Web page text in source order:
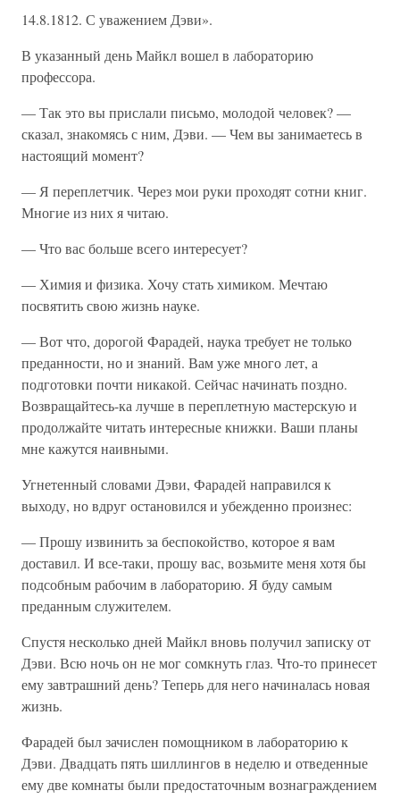
14.8.1812. С уважением Дэви».
В указанный день Майкл вошел в лабораторию
профессора.
— Так это вы прислали письмо, молодой человек? —
сказал, знакомясь с ним, Дэви. — Чем вы занимаетесь в
настоящий момент?
— Я переплетчик. Через мои руки проходят сотни книг.
Многие из них я читаю.
— Что вас больше всего интересует?
— Химия и физика. Хочу стать химиком. Мечтаю
посвятить свою жизнь науке.
— Вот что, дорогой Фарадей, наука требует не только
преданности, но и знаний. Вам уже много лет, а
подготовки почти никакой. Сейчас начинать поздно.
Возвращайтесь-ка лучше в переплетную мастерскую и
продолжайте читать интересные книжки. Ваши планы
мне кажутся наивными.
Угнетенный словами Дэви, Фарадей направился к
выходу, но вдруг остановился и убежденно произнес:
— Прошу извинить за беспокойство, которое я вам
доставил. И все-таки, прошу вас, возьмите меня хотя бы
подсобным рабочим в лабораторию. Я буду самым
преданным служителем.
Спустя несколько дней Майкл вновь получил записку от
Дэви. Всю ночь он не мог сомкнуть глаз. Что-то принесет
ему завтрашний день? Теперь для него начиналась новая
жизнь.
Фарадей был зачислен помощником в лабораторию к
Дэви. Двадцать пять шиллингов в неделю и отведенные
ему две комнаты были предостаточным вознаграждением